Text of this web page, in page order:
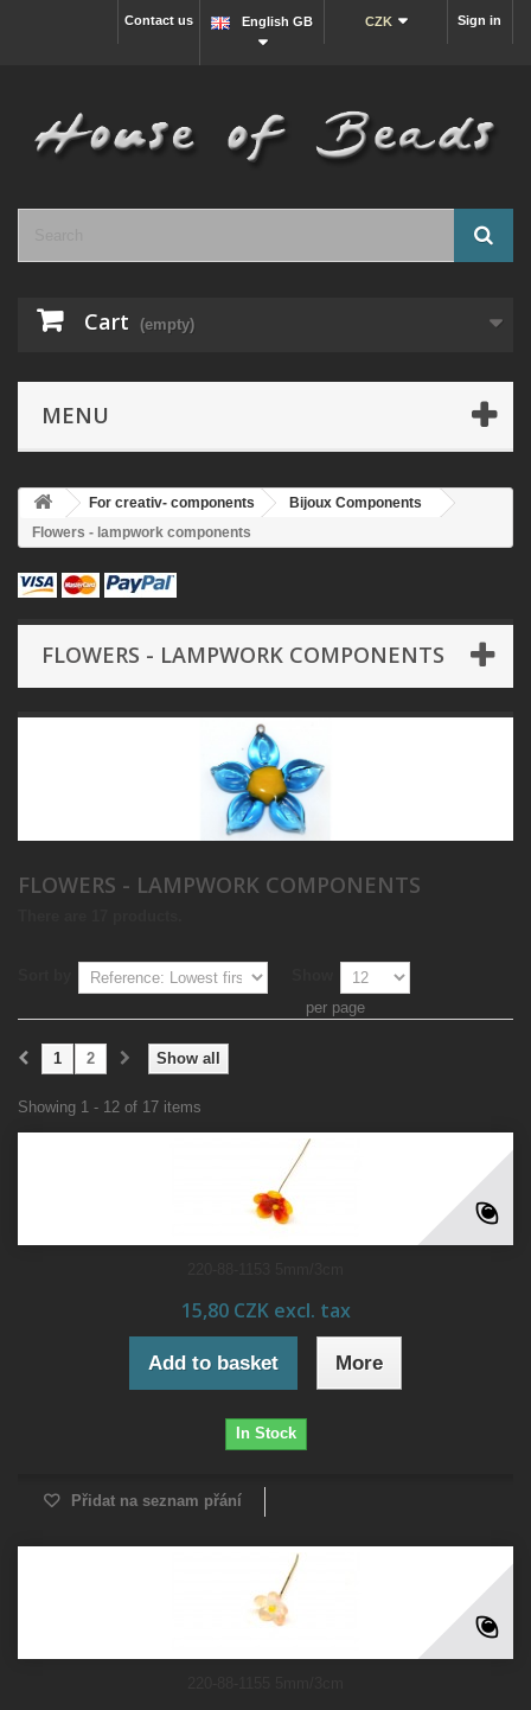
Sign in
CZK
English GB
Contact us
Cart (empty)
MENU
For creativ- components
Bijoux Components
Flowers - lampwork components
FLOWERS - LAMPWORK COMPONENTS
FLOWERS - LAMPWORK COMPONENTS
per page
Show all
1 2
Showing 1 - 12 of 17 items
15,80 CZK excl. tax
Add to basket More
In Stock
Přidat na seznam přání